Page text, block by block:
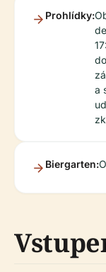
Prohlídky:
a
Biergarten: